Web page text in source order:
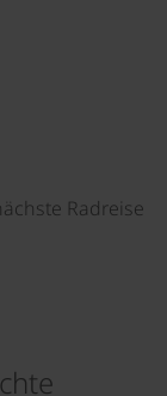
Radreise